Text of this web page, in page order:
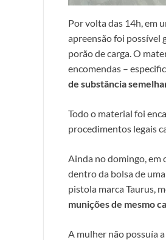
Por volta das 14h, em
apreensão foi possível
porão de carga. O
encomendas –
de substância
Todo o material foi
procedimentos legais
Ainda no domingo, em
dentro da bolsa de
pistola marca Taurus,
munições de mesmo
A mulher não possuía